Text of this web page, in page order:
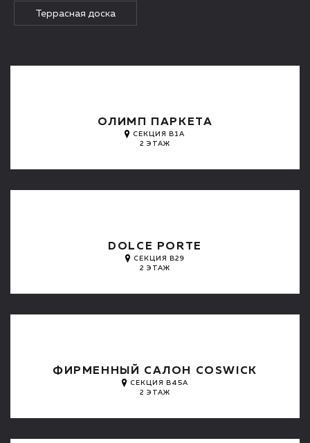
Террасная доска
ОЛИМП ПАРКЕТА
СЕКЦИЯ B1A
2 ЭТАЖ
DOLCE PORTE
СЕКЦИЯ B29
2 ЭТАЖ
ФИРМЕННЫЙ САЛОН COSWICK
СЕКЦИЯ B45A
2 ЭТАЖ